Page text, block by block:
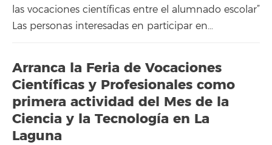
las vocaciones científicas entre el alumnado escolar”
Las personas interesadas en participar en…
Arranca la Feria de Vocaciones
Científicas y Profesionales como
primera actividad del Mes de la
Ciencia y la Tecnología en La
Laguna